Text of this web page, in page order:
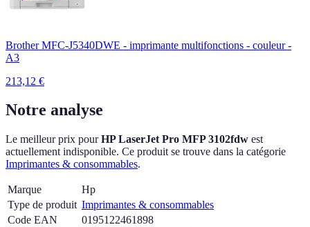
Brother MFC-J5340DWE - imprimante multifonctions - couleur -
A3
213,12 €
Notre analyse
Le meilleur prix pourHP LaserJet Pro MFP 3102fdw est
actuellement indisponible. Ce produit se trouve dans la catégorie
Imprimantes & consommables.
Marque
Hp
Type de produit Imprimantes & consommables
Code EAN
0195122461898